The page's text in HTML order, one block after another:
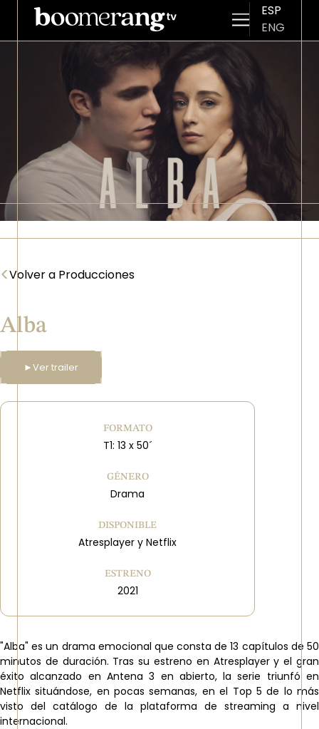
Pasar al contenido principal
ESP
ENG
<Volver a Producciones
Alba
►Ver trailer
FORMATO
T1: 13 x 50´
GÉNERO
Drama
DISPONIBLE
Atresplayer y Netflix
ESTRENO
2021
"Alba" es un drama emocional que consta de 13 capítulos de 50
minutos de duración. Tras su estreno en Atresplayery el gran
éxito alcanzado en Antena 3 en abierto, la serie triunfó en
Netflix situándose, en pocas semanas, en el Top 5 de lo más
visto del catálogo de la plataforma de streaming a nivel
internacional.